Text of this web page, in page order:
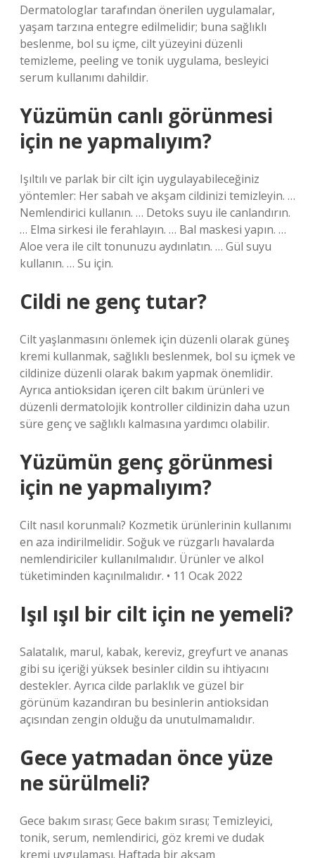
Dermatologlar tarafından önerilen uygulamalar,
yaşam tarzına entegre edilmelidir; buna sağlıklı
beslenme, bol su içme, cilt yüzeyini düzenli
temizleme, peeling ve tonik uygulama, besleyici
serum kullanımı dahildir.
Yüzümün canlı görünmesi
için ne yapmalıyım?
Işıltılı ve parlak bir cilt için uygulayabileceğiniz
yöntemler: Her sabah ve akşam cildinizi temizleyin. …
Nemlendirici kullanın. … Detoks suyu ile canlandırın.
… Elma sirkesi ile ferahlayın. … Bal maskesi yapın. …
Aloe vera ile cilt tonunuzu aydınlatın. … Gül suyu
kullanın. … Su için.
Cildi ne genç tutar?
Cilt yaşlanmasını önlemek için düzenli olarak güneş
kremi kullanmak, sağlıklı beslenmek, bol su içmek ve
cildinize düzenli olarak bakım yapmak önemlidir.
Ayrıca antioksidan içeren cilt bakım ürünleri ve
düzenli dermatolojik kontroller cildinizin daha uzun
süre genç ve sağlıklı kalmasına yardımcı olabilir.
Yüzümün genç görünmesi
için ne yapmalıyım?
Cilt nasıl korunmalı? Kozmetik ürünlerinin kullanımı
en aza indirilmelidir. Soğuk ve rüzgarlı havalarda
nemlendiriciler kullanılmalıdır. Ürünler ve alkol
tüketiminden kaçınılmalıdır. • 11 Ocak 2022
Işıl ışıl bir cilt için ne yemeli?
Salatalık, marul, kabak, kereviz, greyfurt ve ananas
gibi su içeriği yüksek besinler cildin su ihtiyacını
destekler. Ayrıca cilde parlaklık ve güzel bir
görünüm kazandıran bu besinlerin antioksidan
açısından zengin olduğu da unutulmamalıdır.
Gece yatmadan önce yüze
ne sürülmeli?
Gece bakım sırası; Gece bakım sırası; Temizleyici,
tonik, serum, nemlendirici, göz kremi ve dudak
kremi uygulaması. Haftada bir akşam